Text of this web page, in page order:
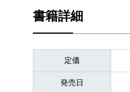
書籍詳細
定価
発売日